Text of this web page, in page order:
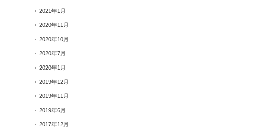
2021年1月
2020年11月
2020年10月
2020年7月
2020年1月
2019年12月
2019年11月
2019年6月
2017年12月